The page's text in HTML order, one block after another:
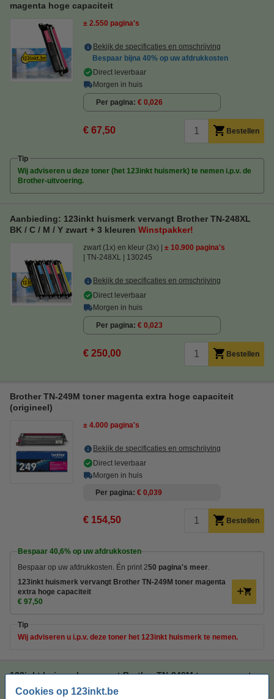
Cookies op 123inkt.be
magenta hoge capaciteit
± 2.550 pagina's
Bekijk de specificaties en omschrijving
Bespaar bijna 40% op uw afdrukkosten
Direct leverbaar
Morgen in huis
Per pagina € 0,026
€ 67,50 Bestellen
Tip
Wij adviseren u deze toner (het 123inkt huismerk) te nemen i.p.v. de
Brother-uitvoering.
Aanbieding: 123inkt huismerk vervangt Brother TN-248XL
BK / C / M / Y zwart + 3 kleuren Winstpakker!
zwart (1x) en kleur (3x)
± 10.900 pagina's
TN-248XL
130245
Bekijk de specificaties en omschrijving
Direct leverbaar
Morgen in huis
Per pagina € 0,023
€ 250,00 Bestellen
Brother TN-249M toner magenta extra hoge capaciteit
(origineel)
± 4.000 pagina's
Bekijk de specificaties en omschrijving
Direct leverbaar
Morgen in huis
Per pagina € 0,039
€ 154,50 Bestellen
Bespaar 40,6% op uw afdrukkosten
Bespaar op uw afdrukkosten. Én print 250 pagina's meer.
123inkt huismerk vervangt Brother TN-249M toner magenta
extra hoge capaciteit
€ 97,50
Tip
Wij adviseren u i.p.v. deze toner het 123inkt huismerk te nemen.
123inkt huismerk vervangt Brother TN-249M toner magenta
extra hoge capaciteit